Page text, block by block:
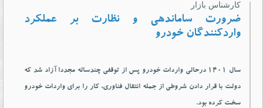
کارشناس بازار
ضرورت ساماندهی و نظارت بر عملکرد
واردکنندگان خودرو
سال ١٤٠١ درحالی واردات خودرو پس از توقفی چندساله مجددا آزاد شد که
دولت با قرار دادن شروطی از جمله انتقال فناوری، کار را برای واردات خودرو
سخت کرده بود.